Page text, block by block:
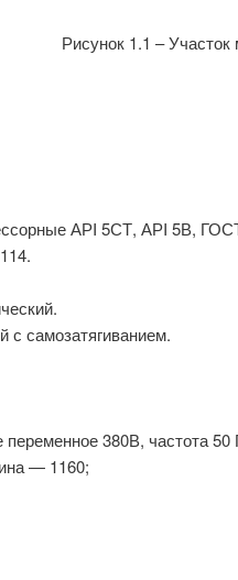
Рисунок 1.1 –
АРI 5СТ, АРI 5В,
самозатягиванием.
380В, частота 50
— 1160;